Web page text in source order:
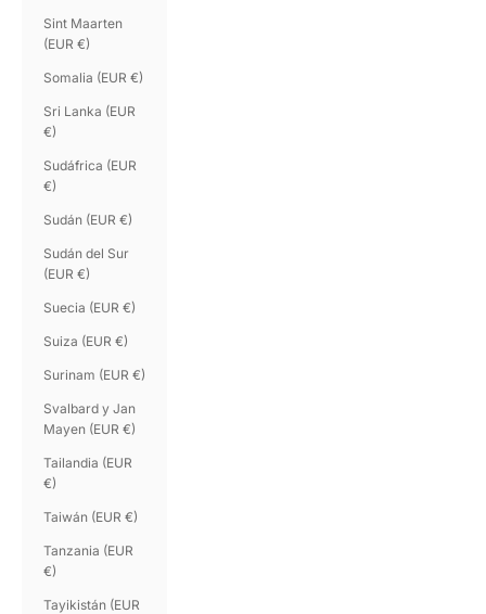
Sint Maarten
(EUR €)
Somalia (EUR €)
Sri Lanka (EUR
€)
Sudáfrica (EUR
€)
Sudán (EUR €)
Sudán del Sur
(EUR €)
Suecia (EUR €)
Suiza (EUR €)
Surinam (EUR €)
Svalbard y Jan
Mayen (EUR €)
Tailandia (EUR
€)
Taiwán (EUR €)
Tanzania (EUR
€)
Tayikistán (EUR